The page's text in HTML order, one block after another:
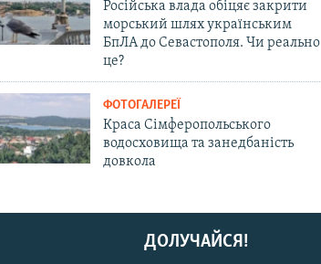
Російська влада обіцяє закрити
морський шлях українським
БпЛА до Севастополя. Чи реально
це?
ФОТОГАЛЕРЕЇ
Краса Сімферопольського
водосховища та занедбаність
довкола
ДОЛУЧАЙСЯ!